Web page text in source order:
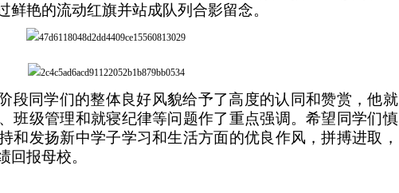
艳的流动红旗并站成队列合影留念。
段同学们的整体良好风貌给予了高度的认同和赞赏，他就
班级管理和就寝纪律等问题作了重点强调。希望同学们慎
和发扬新中学子学习和生活方面的优良作风，拼搏进取，
回报母校。